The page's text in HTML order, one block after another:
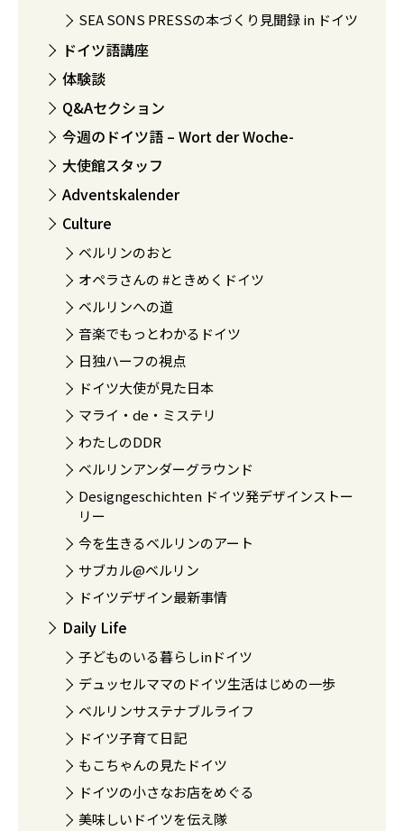
SEA SONS PRESSの本づくり見聞録 in ドイツ
ドイツ語講座
体験談
Q&Aセクション
今週のドイツ語 – Wort der Woche-
大使館スタッフ
Adventskalender
Culture
ベルリンのおと
オペラさんの #ときめくドイツ
ベルリンへの道
音楽でもっとわかるドイツ
日独ハーフの視点
ドイツ大使が見た日本
マライ・de・ミステリ
わたしのDDR
ベルリンアンダーグラウンド
Designgeschichten ドイツ発デザインストー
リー
今を生きるベルリンのアート
サブカル@ベルリン
ドイツデザイン最新事情
Daily Life
子どものいる暮らしinドイツ
デュッセルママのドイツ生活はじめの一歩
ベルリンサステナブルライフ
ドイツ子育て日記
もこちゃんの見たドイツ
ドイツの小さなお店をめぐる
美味しいドイツを伝え隊